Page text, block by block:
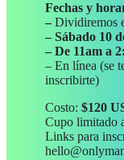
Fechas y
– Dividiremos
– Sábado 10
– De 11am a
– En línea (se
inscribirte)
Costo: $120
Cupo limitado
Links para